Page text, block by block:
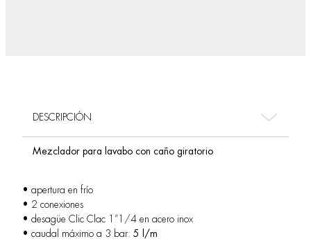
DESCRIPCIÓN
Mezclador para lavabo con caño giratorio
• apertura en frío
• 2 conexiones
• desagüe Clic Clac 1”1/4 en acero inox
• caudal máximo a 3 bar: 5 l/m